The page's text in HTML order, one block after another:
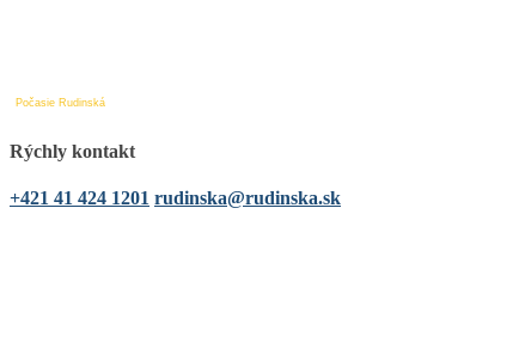
Počasie Rudinská
Rýchly kontakt
+421 41 424 1201 rudinska@rudinska.sk